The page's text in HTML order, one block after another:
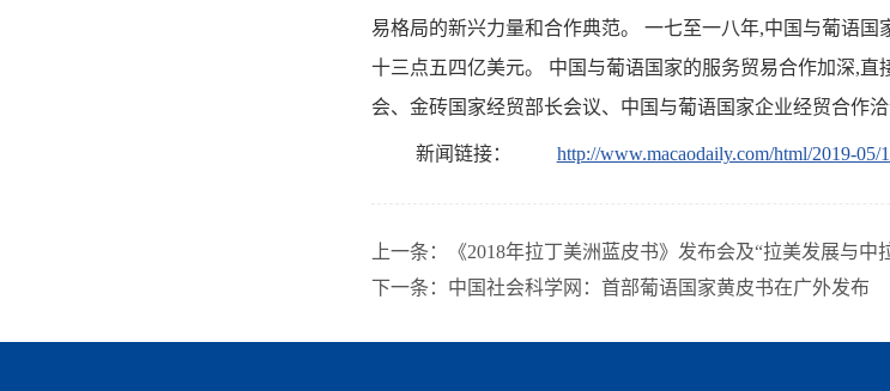
易格局的新兴力量和合作典范。 一七至一八年,中国与葡语
十三点五四亿美元。 中国与葡语国家的服务贸易合作加深,
会、金砖国家经贸部长会议、中国与葡语国家企业经贸合作
新闻链接： http://www.macaodaily.com/html/2019-05/
上一条：
《2018年拉丁美洲蓝皮书》发布会及“拉美发展与
下一条： 中国社会科学网：首部葡语国家黄皮书在广外发布